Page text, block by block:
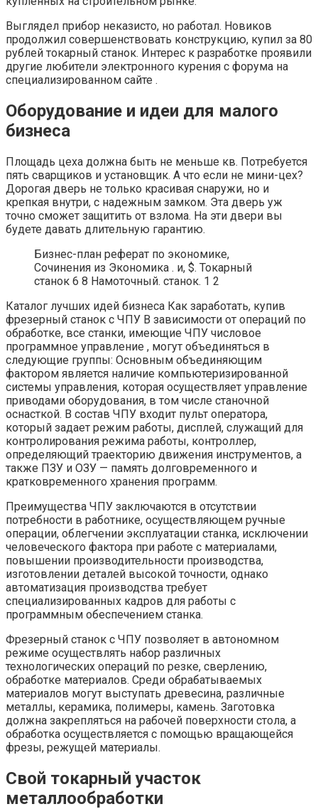
Выглядел прибор неказисто, но работал. Новиков
продолжил совершенствовать конструкцию, купил за 80
рублей токарный станок. Интерес к разработке проявили
другие любители электронного курения с форума на
специализированном сайте .
Оборудование и идеи для малого
бизнеса
Площадь цеха должна быть не меньше кв. Потребуется
пять сварщиков и установщик. А что если не мини-цех?
Дорогая дверь не только красивая снаружи, но и
крепкая внутри, с надежным замком. Эта дверь уж
точно сможет защитить от взлома. На эти двери вы
будете давать длительную гарантию.
Бизнес-план реферат по экономике,
Сочинения из Экономика . и, $. Токарный
станок 6 8 Намоточный. станок. 1 2
Каталог лучших идей бизнеса Как заработать, купив
фрезерный станок с ЧПУ В зависимости от операций по
обработке, все станки, имеющие ЧПУ числовое
программное управление , могут объединяться в
следующие группы: Основным объединяющим
фактором является наличие компьютеризированной
системы управления, которая осуществляет управление
приводами оборудования, в том числе станочной
оснасткой. В состав ЧПУ входит пульт оператора,
который задает режим работы, дисплей, служащий для
контролирования режима работы, контроллер,
определяющий траекторию движения инструментов, а
также ПЗУ и ОЗУ — память долговременного и
кратковременного хранения программ.
Преимущества ЧПУ заключаются в отсутствии
потребности в работнике, осуществляющем ручные
операции, облегчении эксплуатации станка, исключении
человеческого фактора при работе с материалами,
повышении производительности производства,
изготовлении деталей высокой точности, однако
автоматизация производства требует
специализированных кадров для работы с
программным обеспечением станка.
Фрезерный станок с ЧПУ позволяет в автономном
режиме осуществлять набор различных
технологических операций по резке, сверлению,
обработке материалов. Среди обрабатываемых
материалов могут выступать древесина, различные
металлы, керамика, полимеры, камень. Заготовка
должна закрепляться на рабочей поверхности стола, а
обработка осуществляется с помощью вращающейся
фрезы, режущей материалы.
Свой токарный участок
металлообработки